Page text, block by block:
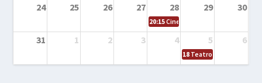
24 25 26 27 28 29 30
20:15Cine en el calle – Tintín y el
31 1 2 3 4 5 6
18 Teatro – Tres